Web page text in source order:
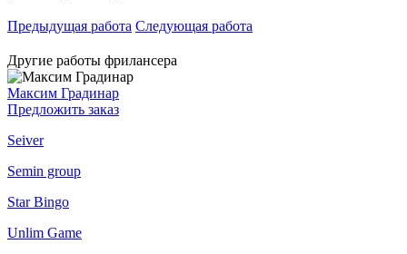
Предыдущая работа Следующая работа
Другие работы фрилансера
Максим Градинар
Предложить заказ
Seiver
Semin group
Star Bingo
Unlim Game